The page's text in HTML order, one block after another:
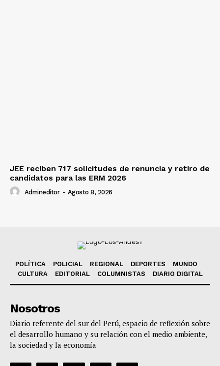
JEE reciben 717 solicitudes de renuncia y retiro de
candidatos para las ERM 2026
Admineditor - Agosto 8, 2026
POLÍTICA POLICIAL REGIONAL DEPORTES
MUNDO
CULTURA
EDITORIAL COLUMNISTAS DIARIO DIGITAL
Nosotros
Diario referente del sur del Perú, espacio de reflexión sobre
el desarrollo humano y su relación con el medio ambiente,
la sociedad y la economía